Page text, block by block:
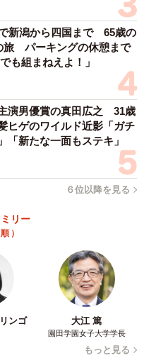
新潟から四国まで 65歳の
旅 パーキングの休憩まで
も組まねえよ！」
演男優賞の真田広之 31歳
ヒゲのワイルド近影「ガチ
「新たな一面もステキ」
６位以降を見る
リー
）
ンゴ 大江 篤
園田学園女子大学学長
もっと見る